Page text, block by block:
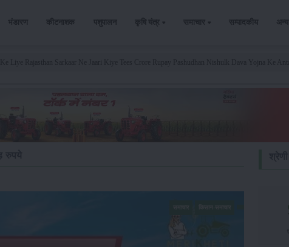
भंडारण कीटनाशक पशुपालन कृषि यंत्र समाचार सम्पादकीय अन्य